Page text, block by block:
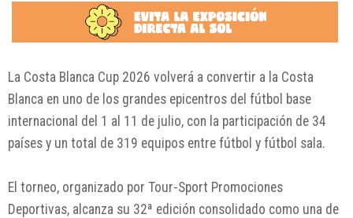
La Costa Blanca Cup 2026 volverá a convertir a la Costa
Blanca en uno de los grandes epicentros del fútbol base
internacional del 1 al 11 de julio, con la participación de 34
países y un total de 319 equipos entre fútbol y fútbol sala.
El torneo, organizado por Tour-Sport Promociones
Deportivas, alcanza su 32ª edición consolidado como una de